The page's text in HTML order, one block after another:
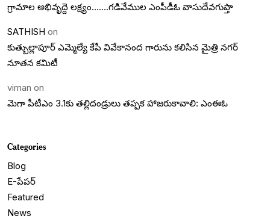
గ్రామాల అభివృద్దె లక్ష్యం…….గడివేముల ఎంపీడీఓ వాసుదేవగుప్తా
SATHISH on
కుత్బుల్లాపూర్ ఎమ్మెల్యే కేపీ వివేకానంద గారును కలిసిన మైత్రి నగర్
నూతన కమిటీ
viman on
మెగా పీటీఎం 3.1కు తల్లిదండ్రులు తప్పక హాజరుకావాలి: ఎంఈఓ
Categories
Blog
E-పేపర్
Featured
News